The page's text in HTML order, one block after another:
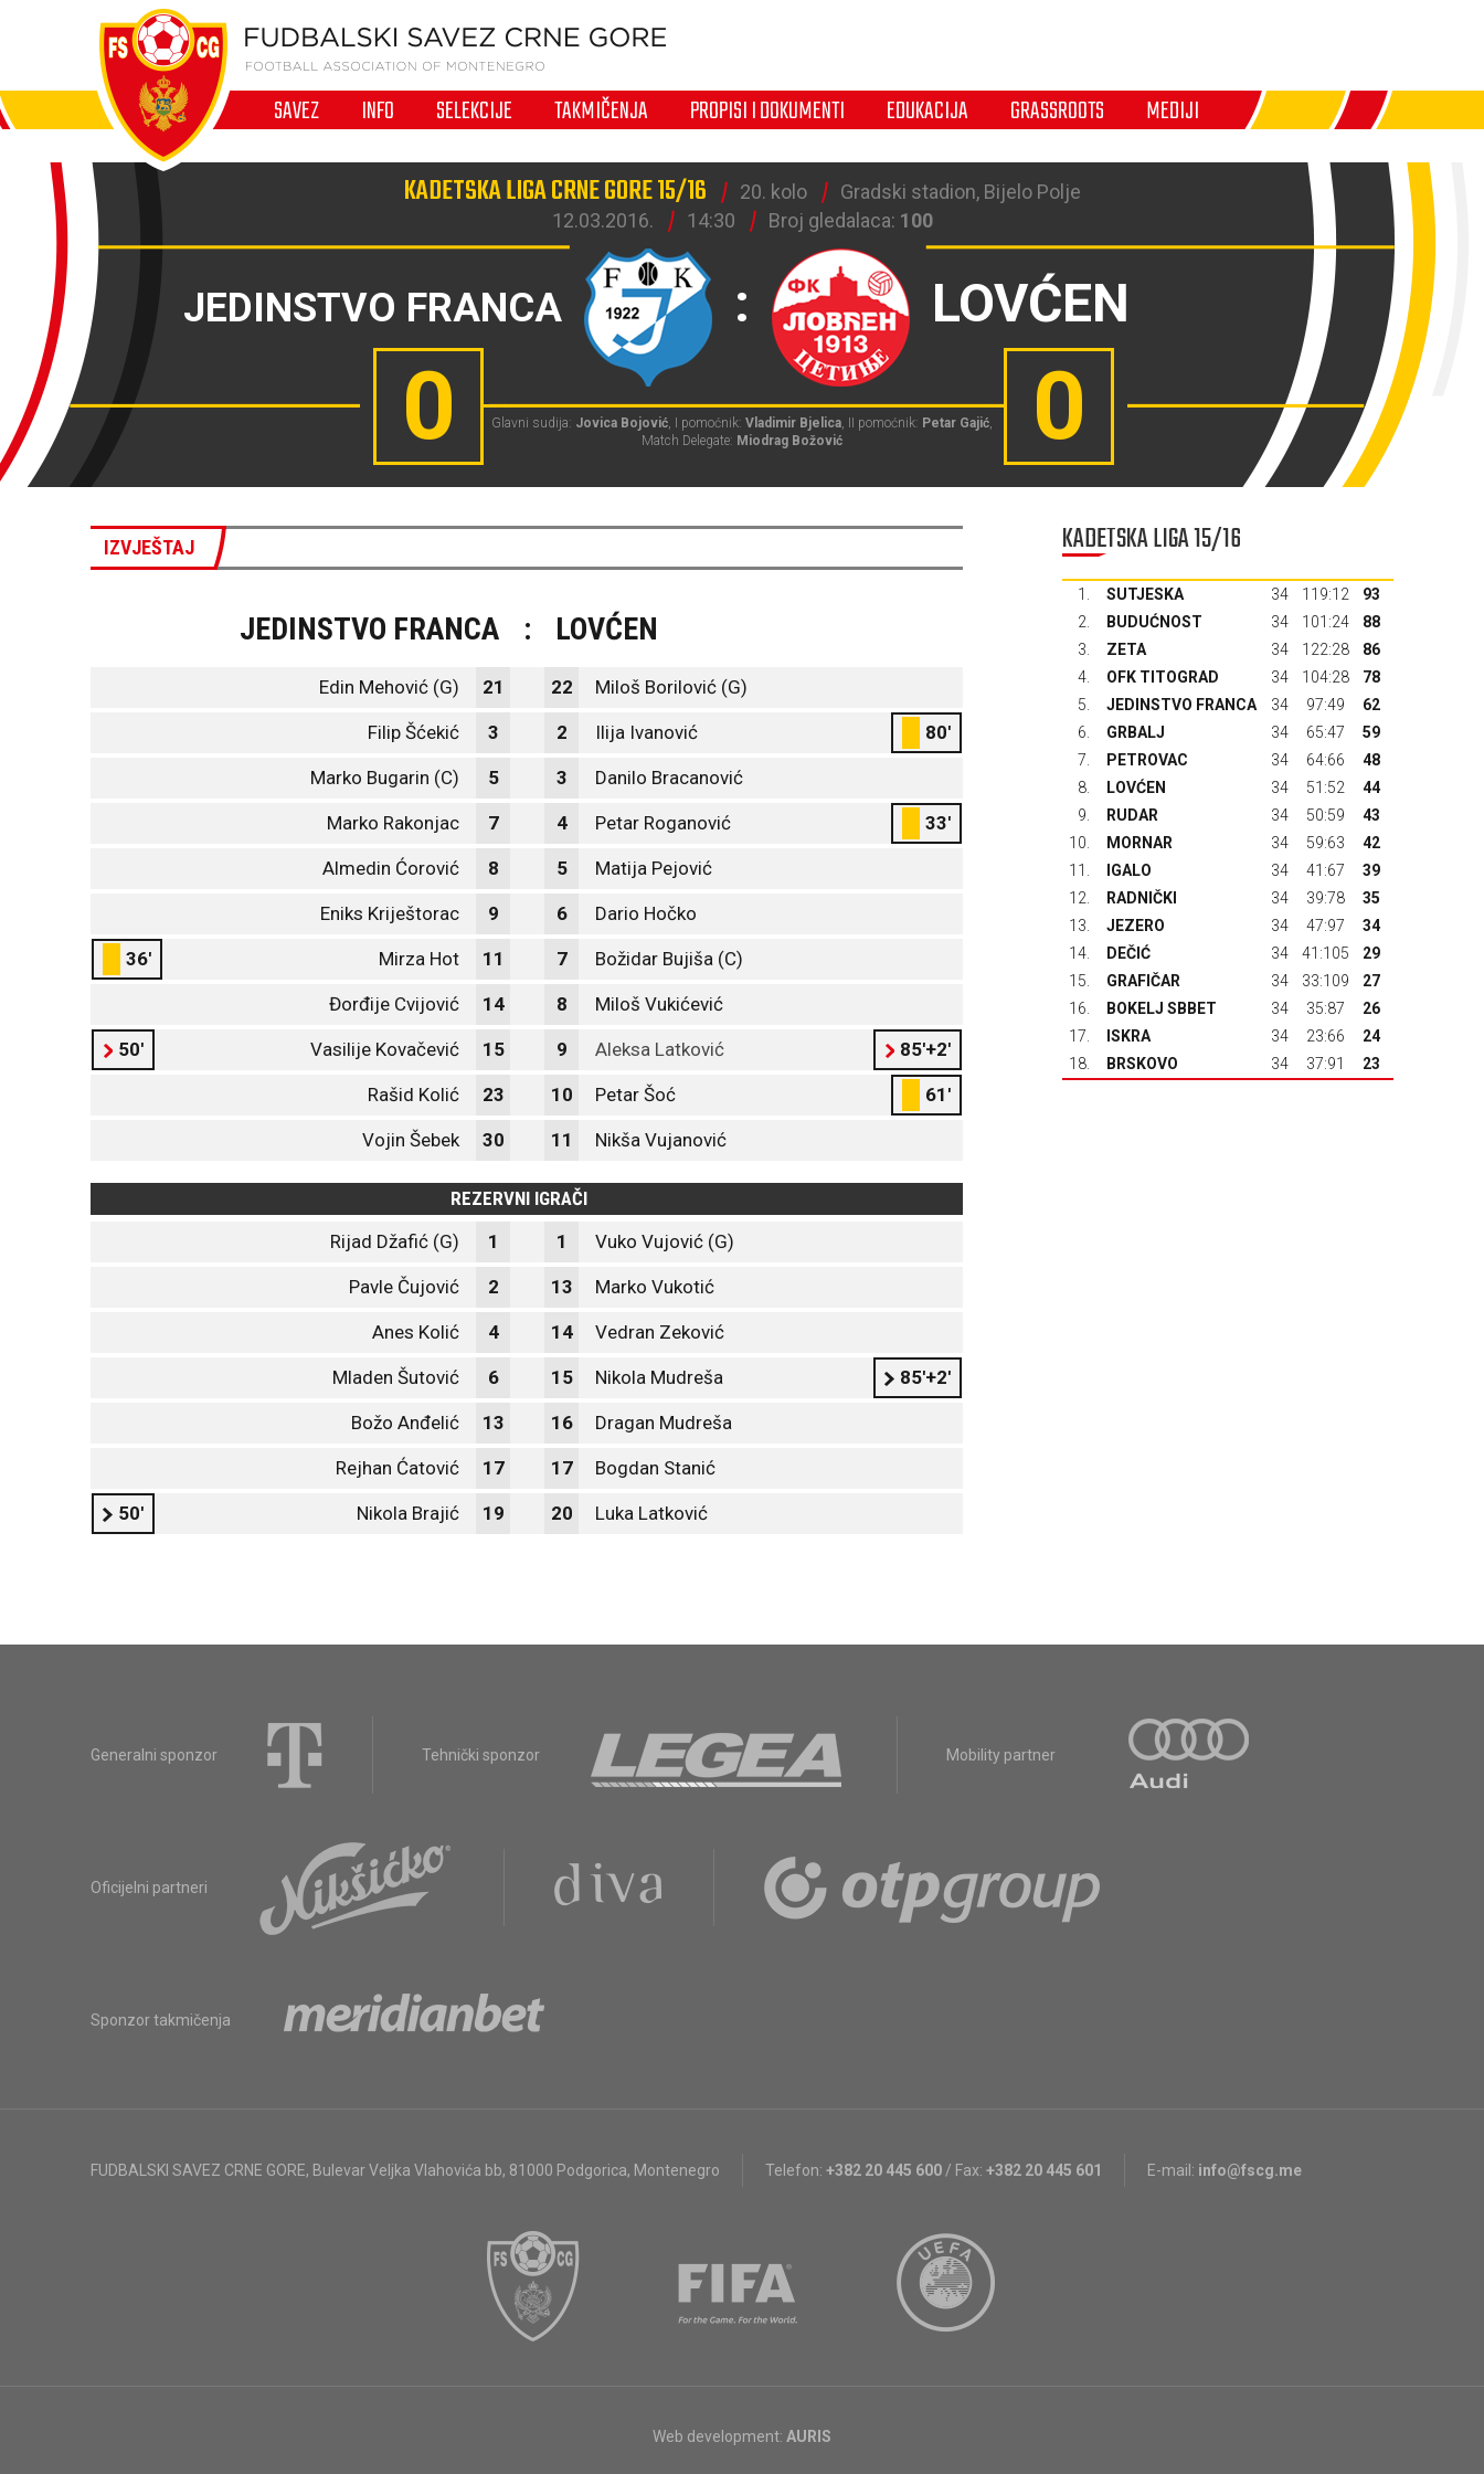
SAVEZ INFO SELEKCIJE TAKMIČENJA PROPISI I DOKUMENTI EDUKACIJA GRASSROOTS MEDIJI
KADETSKA LIGA CRNE GORE 15/16 20. kolo
Gradski stadion, Bijelo Polje
12.03.2016.
14:30 Broj gledalaca: 100
JEDINSTVO FRANCA : LOVĆEN
0 0
Glavni sudija: Jovica Bojović, I pomoćnik: Vladimir Bjelica, II pomoćnik: Petar Gajić,
Match Delegate: Miodrag Božović
IZVJEŠTAJ
JEDINSTVO FRANCA : LOVĆEN
Edin Mehović (G) 21 22 Miloš Borilović (G)
Filip Šćekić 3 2 Ilija Ivanović 80'
Marko Bugarin (C) 5 3 Danilo Bracanović
Marko Rakonjac 7 4 Petar Roganović 33'
Almedin Ćorović 8 5 Matija Pejović
Eniks Kriještorac 9 6 Dario Hočko
36' Mirza Hot 11 7 Božidar Bujiša (C)
Đorđije Cvijović 14 8 Miloš Vukićević
50' Vasilije Kovačević 15 9 Aleksa Latković 85'+2'
Rašid Kolić 23 10 Petar Šoć 61'
Vojin Šebek 30 11 Nikša Vujanović
REZERVNI IGRAČI
Rijad Džafić (G)
1 1 Vuko Vujović (G)
Pavle Čujović 2 13 Marko Vukotić
Anes Kolić 4 14 Vedran Zeković
Mladen Šutović 6 15 Nikola Mudreša 85'+2'
Božo Anđelić 13 16 Dragan Mudreša
Rejhan Ćatović 17 17 Bogdan Stanić
50' Nikola Brajić 19 20 Luka Latković
KADETSKA LIGA 15/16
1. SUTJESKA 34 119:12
93
2.
BUDUĆNOST 34 101:24
88
3.
ZETA 34 122:28
86
4.
OFK TITOGRAD 34 104:28
78
5.
JEDINSTVO FRANCA 34 97:49
62
6.
GRBALJ 34 65:47
59
7.
PETROVAC 34 64:66
48
8.
LOVĆEN 34 51:52
44
9.
RUDAR 34 50:59
43
10.
MORNAR 34 59:63
42
11.
IGALO 34 41:67
39
12.
RADNIČKI 34 39:78
35
13.
JEZERO 34 47:97
34
14.
DEČIĆ 34 41:105
29
15.
GRAFIČAR 34 33:109
27
16.
BOKELJ SBBET 34 35:87
26
17.
ISKRA 34 23:66
24
18.
BRSKOVO 34 37:91 23
Generalni sponzor Tehnički sponzor Mobility partner
Oficijelni partneri
Sponzor takmičenja
FUDBALSKI SAVEZ CRNE GORE, Bulevar Veljka Vlahovića bb, 81000 Podgorica, Montenegro Telefon: +382 20 445 600 / Fax: +382 20 445 601 E-mail: info@fscg.me
Web development: AURIS